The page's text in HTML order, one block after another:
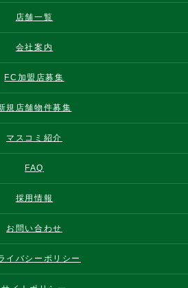
店舗一覧
会社案内
FC加盟店募集
規店舗物件募集
マスコミ紹介
FAQ
採用情報
お問い合わせ
イバシーポリシー